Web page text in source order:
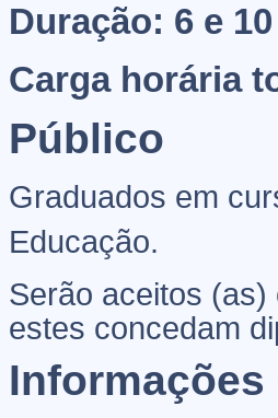
Duração: 6 e
Carga horária
Público
Graduados em
Educação.
Serão aceitos
estes concedam
Informações